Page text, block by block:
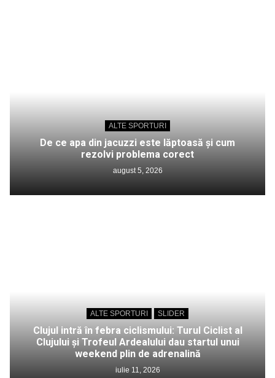
ALTE SPORTURI
De ce apa din jacuzzi este lăptoasă și cum
rezolvi problema corect
august 5, 2026
ALTE SPORTURI SLIDER
Clujul intră în febra ciclismului: Turul Ciclist al
Clujului și Trofeul Ardealului dau startul unui
weekend plin de adrenalină
iulie 11, 2026